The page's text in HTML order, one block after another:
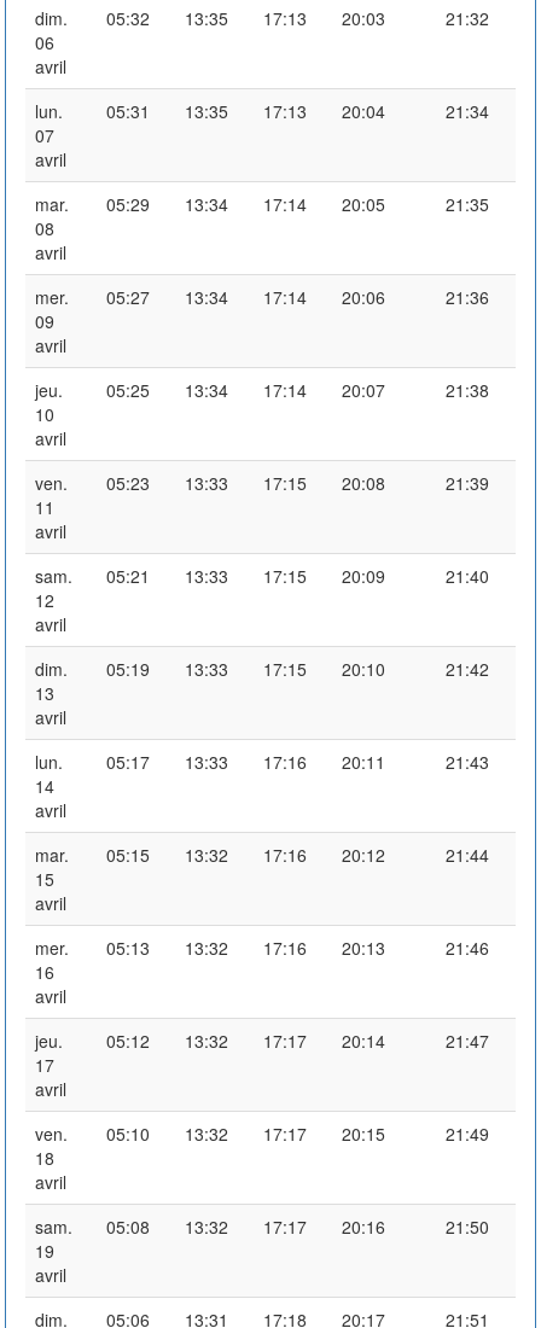
dim.
06
avril
05:32 13:35 17:13 20:03 21:32
lun.
07
avril
05:31 13:35 17:13 20:04 21:34
mar.
08
avril
05:29 13:34 17:14 20:05 21:35
mer.
09
avril
05:27 13:34 17:14 20:06 21:36
jeu.
10
avril
05:25 13:34 17:14 20:07 21:38
ven.
11
avril
05:23 13:33 17:15 20:08 21:39
sam.
12
avril
05:21 13:33 17:15 20:09 21:40
dim.
13
avril
05:19 13:33 17:15 20:10 21:42
lun.
14
avril
05:17 13:33 17:16 20:11 21:43
mar.
15
avril
05:15 13:32 17:16 20:12 21:44
mer.
16
avril
05:13 13:32 17:16 20:13 21:46
jeu.
17
avril
05:12 13:32 17:17 20:14 21:47
ven.
18
avril
05:10 13:32 17:17 20:15 21:49
sam.
19
avril
05:08 13:32 17:17 20:16 21:50
dim. 05:06 13:31 17:18 20:17 21:51